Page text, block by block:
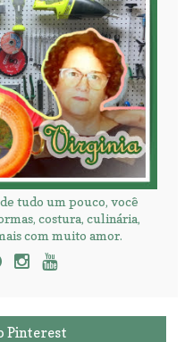
tudo um pouco, você
costura, culinária,
com muito amor.
Pinterest